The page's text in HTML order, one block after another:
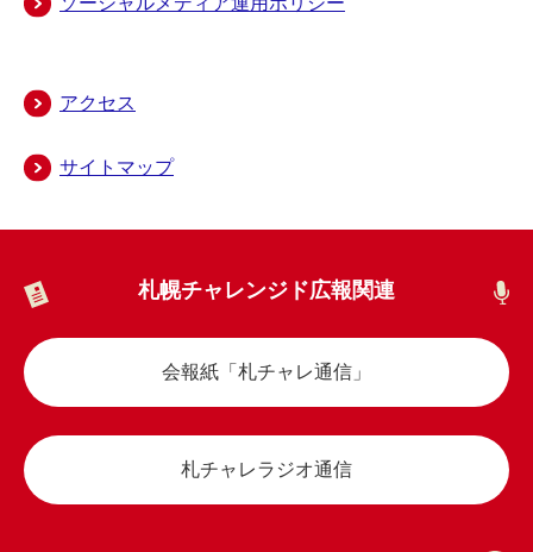
アクセス
サイトマップ
札幌チャレンジド広報関連
会報紙「札チャレ通信」
札チャレラジオ通信